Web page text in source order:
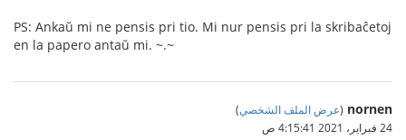
PS: Ankaŭ mi ne pensis pri tio. Mi nur pensis pri la skribaĉetoj
en la papero antaŭ mi. ~.~
nornen
(عرض الملف الشخصي)
24 فبراير، 2021 4:15:41 ص